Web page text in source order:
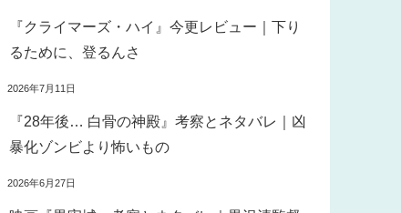
『クライマーズ・ハイ』今更レビュー｜下り
るために、登るんさ
2026年7月11日
『28年後… 白骨の神殿』考察とネタバレ｜凶
暴化ゾンビより怖いもの
2026年6月27日